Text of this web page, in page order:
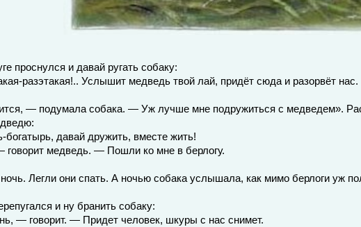
проснулся и давай ругать собаку:
разэтакая!.. Услышит медведь твой лай, придёт сюда и разорвёт нас.
— подумала собака. — Уж лучше мне подружиться с медведем».
давай дружить, вместе жить!
медведь. — Пошли ко мне в берлогу.
Легли они спать. А ночью собака услышала, как мимо берлоги уж
и ну бранить собаку:
— говорит. — Придет человек, шкуры с нас снимет.